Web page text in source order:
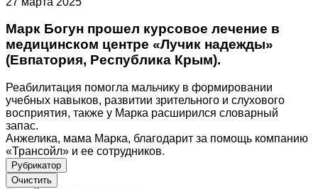
Марк Богун прошел курсовое лечение в
медицинском центре «Лучик надежды»
(Евпатория, Республика Крым).
Реабилитация помогла мальчику в формировании
учебных навыков, развитии зрительного и слухового
восприятия, также у Марка расширился словарный
запас.
Анжелика, мама Марка, благодарит за помощь компанию
«Трансойл» и ее сотрудников.
Рубрикатор